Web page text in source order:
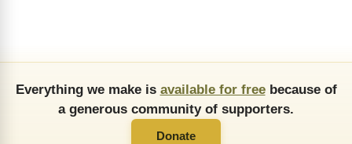
Everything we make is available for freebecause of
a generous community of supporters.
Donate